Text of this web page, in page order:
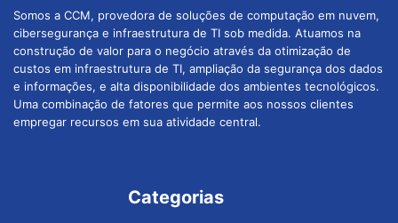
Somos a CCM, provedora de soluções de computação em nuvem,
cibersegurança e infraestrutura de TI sob medida. Atuamos na
construção de valor para o negócio através da otimização de
custos em infraestrutura de TI, ampliação da segurança dos dados
e informações, e alta disponibilidade dos ambientes tecnológicos.
Uma combinação de fatores que permite aos nossos clientes
empregar recursos em sua atividade central.
Categorias